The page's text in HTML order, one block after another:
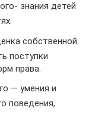
знания детей
собственной
поступки
права.
— умения и
поведения,